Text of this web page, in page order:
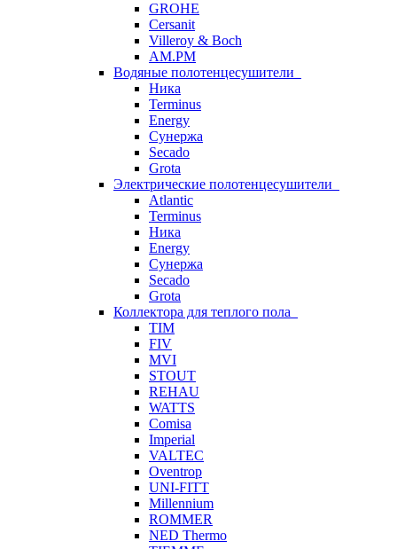
GROHE
Cersanit
Villeroy & Boch
AM.PM
Водяные полотенцесушители
Ника
Terminus
Energy
Сунержа
Secado
Grota
Электрические полотенцесушители
Atlantic
Terminus
Ника
Energy
Сунержа
Secado
Grota
Коллектора для теплого пола
TIM
FIV
MVI
STOUT
REHAU
WATTS
Comisa
Imperial
VALTEC
Oventrop
UNI-FITT
Millennium
ROMMER
NED Thermo